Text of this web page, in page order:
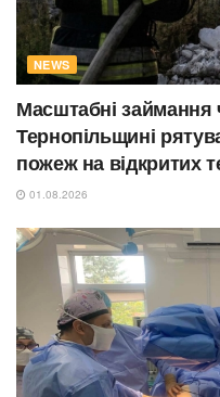
NEWS
Масштабні займання
Тернопільщині
пожеж на відкритих
01.08.2026